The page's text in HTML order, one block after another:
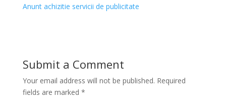
Anunt achizitie servicii de publicitate
Submit a Comment
Your email address will not be published. Required
fields are marked *